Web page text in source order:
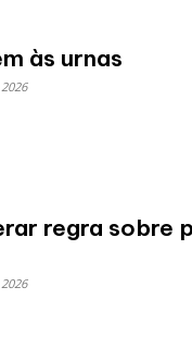
às urnas
regra sobre